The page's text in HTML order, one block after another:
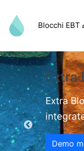
Blocchi EBT
videos.
Extra
Extra
Demo